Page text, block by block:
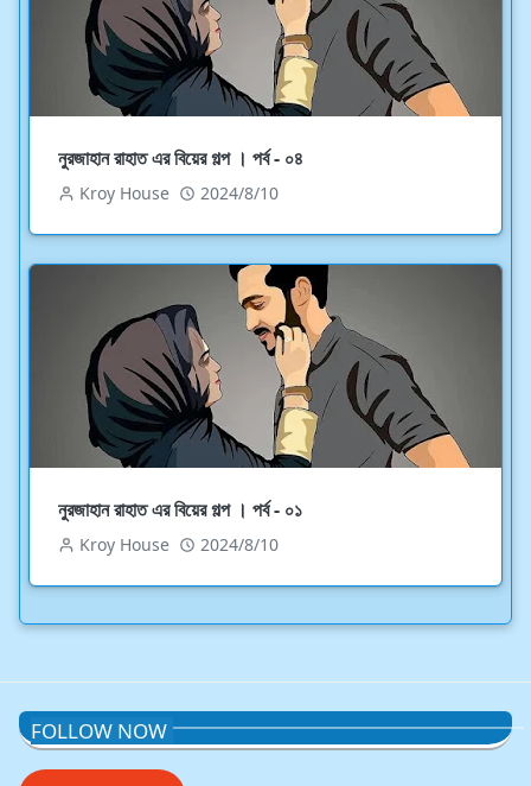
নুরজাহান রাহাত এর বিয়ের গল্প । পর্ব - ০৪
Kroy House 2024/8/10
নুরজাহান রাহাত এর বিয়ের গল্প । পর্ব - ০১
Kroy House 2024/8/10
FOLLOW NOW